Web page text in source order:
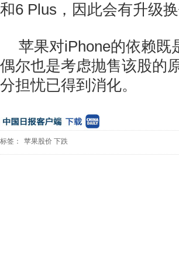
和6 Plus，因此会有升级
苹果对iPhone的依赖既
偶尔也是考虑抛售该股的
分担忧已得到消化。
标签： 苹果股价 下跌